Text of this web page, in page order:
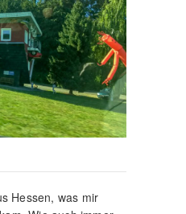
Hessen, was mir